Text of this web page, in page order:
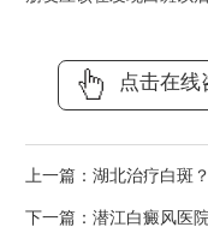
点击在线
上一篇： 湖北治疗白斑
下一篇： 潜江白癜风医